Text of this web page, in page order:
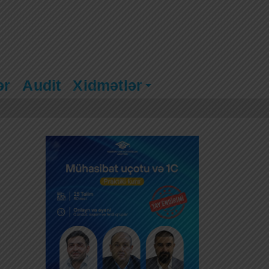
Audit Xidmətlər